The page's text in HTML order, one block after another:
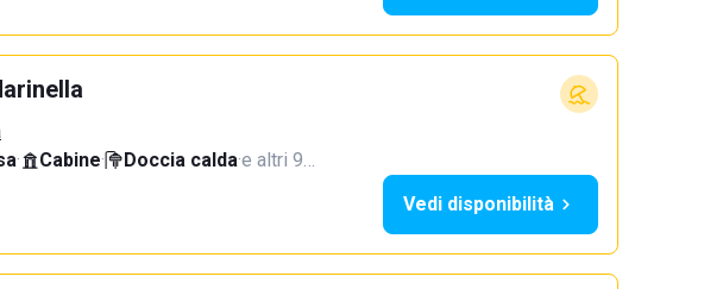
· Cabine· Doccia calda·e altri 9…
Vedi disponibilità